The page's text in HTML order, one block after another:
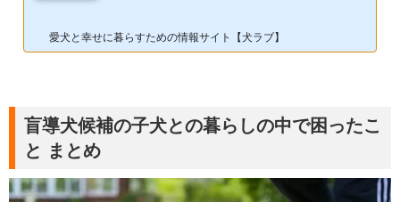
る場合も注意プラスチック製食器の匂いを嫌がる場合もある食べ飽きて嫌がってい
る（小型犬に多い）濃い味・強い匂いがする人の食べ物に...
愛犬と幸せに暮らすための情報サイト【犬ラブ】
盲導犬候補の子犬との暮らしの中で困ったこ
と まとめ